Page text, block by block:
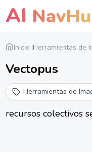
AI
Inicio Herramientas de
Vectopus
Herramientas de
recursos colectivos